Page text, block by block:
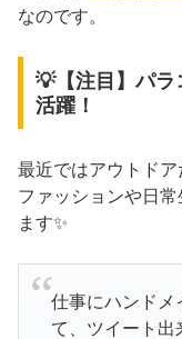
なのです。
💡【注目】パ
活躍！
最近ではアウトドア
ファッションや日
ます✨
仕事にハンドメ
て、ツイート出